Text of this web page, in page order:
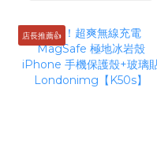
店長推薦👍